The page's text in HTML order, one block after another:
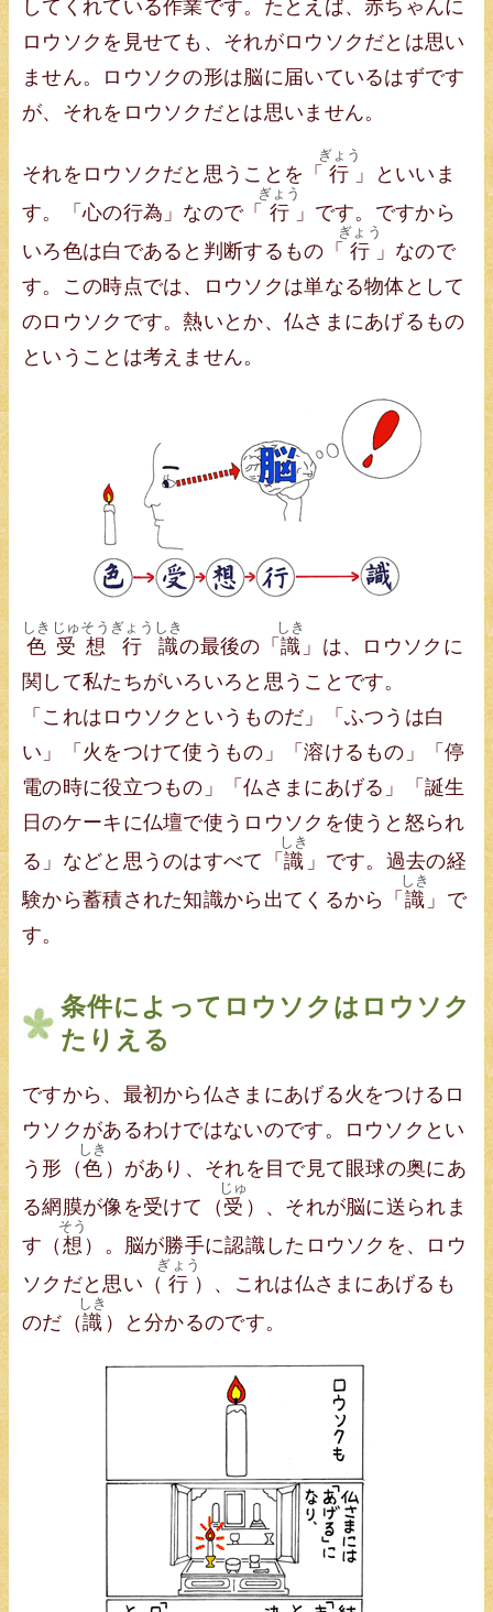
してくれている作業です。たとえば、赤ちゃんに
ロウソクを見せても、それがロウソクだとは思い
ません。ロウソクの形は脳に届いているはずです
が、それをロウソクだとは思いません。
それをロウソクだと思うことを「 行
ぎょう
」といいま
す。「心の行為」なので「 行
ぎょう
」です。ですから
いろ色は白であると判断するもの「 行
ぎょう
」なので
す。この時点では、ロウソクは単なる物体として
のロウソクです。熱いとか、仏さまにあげるもの
ということは考えません。
色
しき
受
じゅ
想
そう
行
ぎょう
識
しき
の最後の「 識
しき
」は、ロウソクに
関して私たちがいろいろと思うことです。
「これはロウソクというものだ」「ふつうは白
い」「火をつけて使うもの」「溶けるもの」「停
電の時に役立つもの」「仏さまにあげる」「誕生
日のケーキに仏壇で使うロウソクを使うと怒られ
る」などと思うのはすべて「 識
しき
」です。過去の経
験から蓄積された知識から出てくるから「 識
しき
」で
す。
条件によってロウソクはロウソク
たりえる
ですから、最初から仏さまにあげる火をつけるロ
ウソクがあるわけではないのです。ロウソクとい
う形（色
しき
）があり、それを目で見て眼球の奥にあ
る網膜が像を受けて（ 受
じゅ
）、それが脳に送られま
す（ 想
そう
）。脳が勝手に認識したロウソクを、ロウ
ソクだと思い（ 行
ぎょう
）、これは仏さまにあげるも
のだ（識
しき
）と分かるのです。